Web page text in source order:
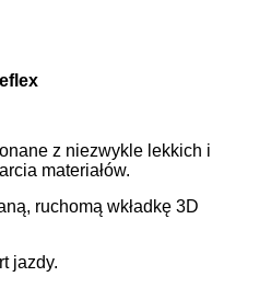
z niezwykle lekkich i
materiałów.
ruchomą wkładkę 3D
jazdy.